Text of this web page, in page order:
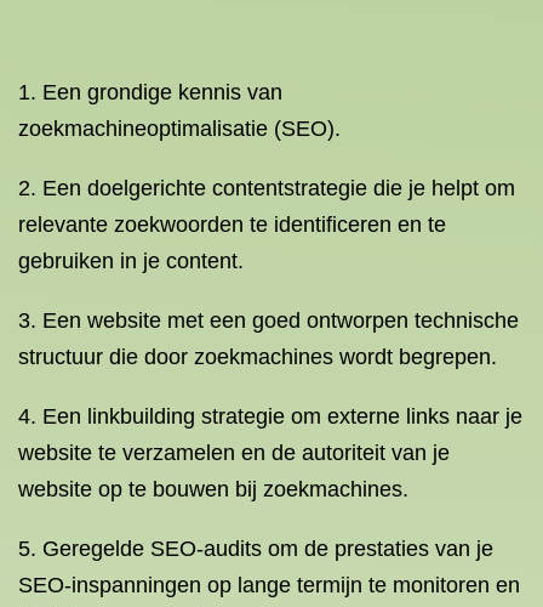
1. Een grondige kennis van
zoekmachineoptimalisatie (SEO).
2. Een doelgerichte contentstrategie die je helpt om
relevante zoekwoorden te identificeren en te
gebruiken in je content.
3. Een website met een goed ontworpen technische
structuur die door zoekmachines wordt begrepen.
4. Een linkbuilding strategie om externe links naar je
website te verzamelen en de autoriteit van je
website op te bouwen bij zoekmachines.
5. Geregelde SEO-audits om de prestaties van je
SEO-inspanningen op lange termijn te monitoren en